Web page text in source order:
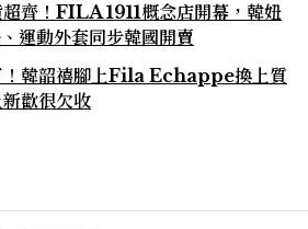
齊！FILA 1911概念店開幕，韓妞
運動外套同步韓國開賣
！韓韶禧腳上Fila Echappe換上質
歡很欠收